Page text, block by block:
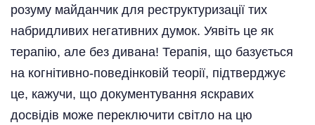
розуму майданчик для реструктуризації тих
набридливих негативних думок. Уявіть це як
терапію, але без дивана! Терапія, що базується
на когнітивно-поведінковій теорії, підтверджує
це, кажучи, що документування яскравих
досвідів може переключити світло на цю